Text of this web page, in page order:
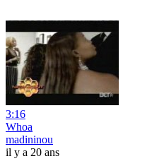
3:16
Whoa
madininou
il y a 20 ans